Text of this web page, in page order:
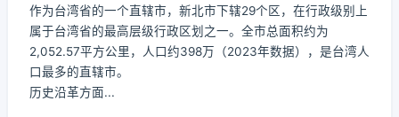
作为台湾省的一个直辖市，新北市下辖29个区，在行政级别上
属于台湾省的最高层级行政区划之一。全市总面积约为
2,052.57平方公里，人口约398万（2023年数据），是台湾人
口最多的直辖市。
历史沿革方面...